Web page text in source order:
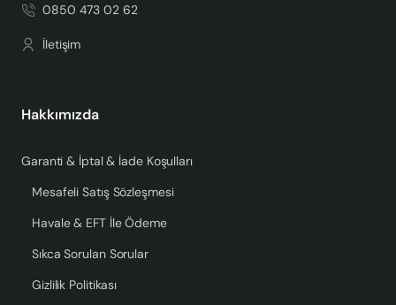
0850 473 02 62
İletişim
Hakkımızda
Garanti & İptal & İade Koşulları
Mesafeli Satış Sözleşmesi
Havale & EFT İle Ödeme
Sıkca Sorulan Sorular
Gizlilik Politikası